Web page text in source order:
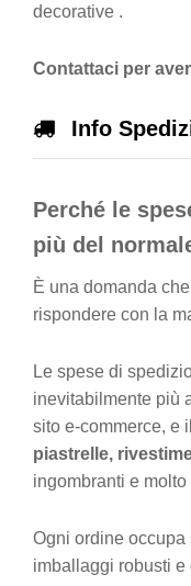
decorative .
Contattaci per
Info
Perché le
più del
È una domanda
rispondere con la
Le spese di
inevitabilmente più
sito e-commerce, e
piastrelle,
ingombranti e molto
Ogni ordine
imballaggi robusti e